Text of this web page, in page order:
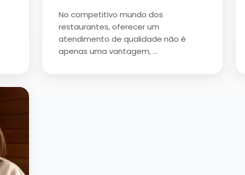
No competitivo mundo dos
restaurantes, oferecer um
atendimento de qualidade não é
apenas uma vantagem, …